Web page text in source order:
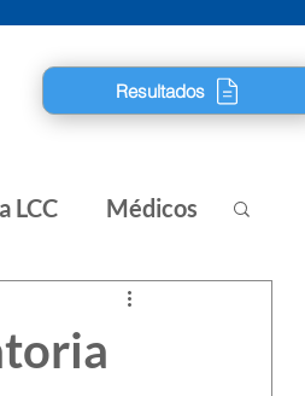
Resultados
LCC Médicos